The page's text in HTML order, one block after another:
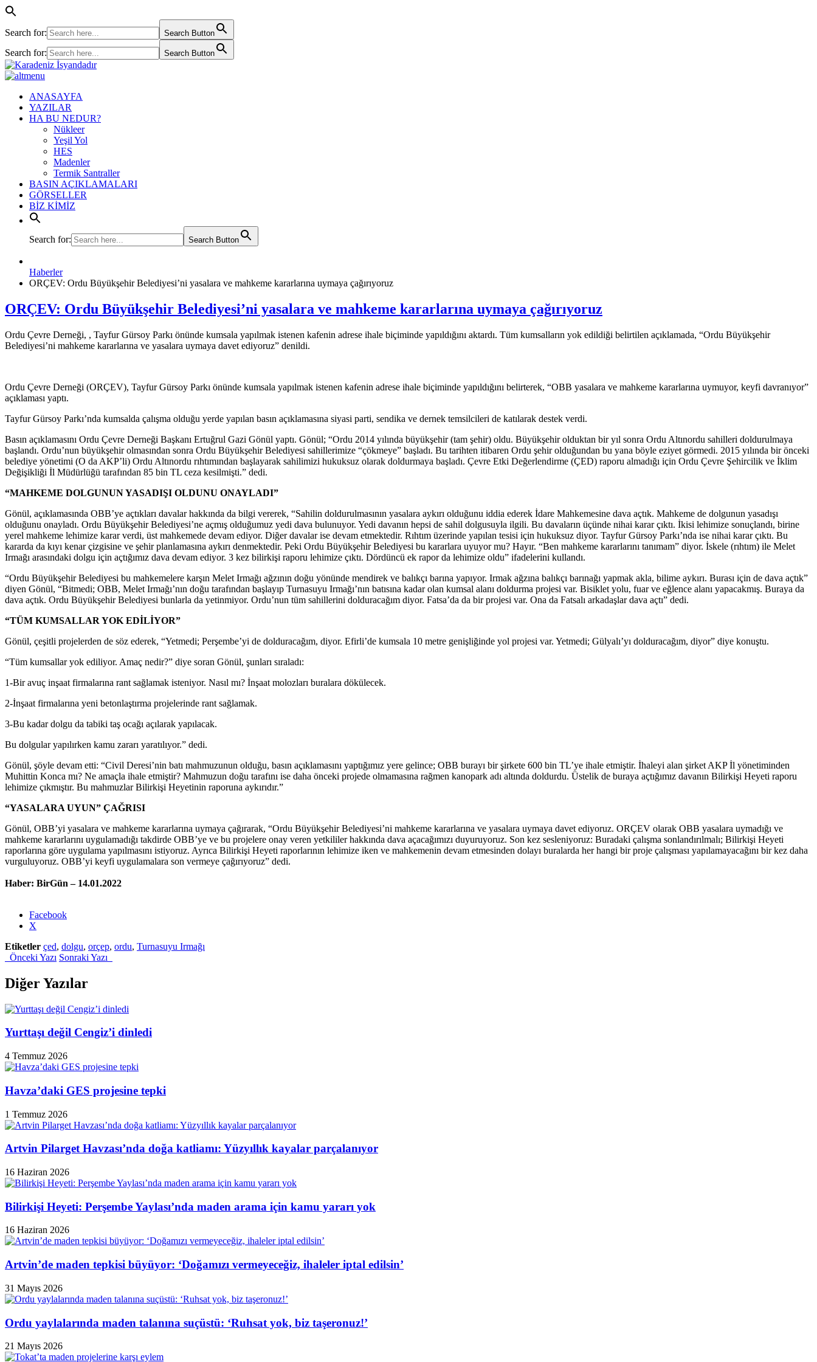
Search for: Search Button
Search for: Search Button
ANASAYFA
YAZILAR
HA BU NEDUR?
Nükleer
Yeşil Yol
HES
Madenler
Termik Santraller
BASIN AÇIKLAMALARI
GÖRSELLER
BİZ KİMİZ
Search for: Search Button
Haberler
ORÇEV: Ordu Büyükşehir Belediyesi’ni yasalara ve mahkeme kararlarına uymaya çağırıyoruz
ORÇEV: Ordu Büyükşehir Belediyesi’ni yasalara ve mahkeme kararlarına uymaya çağırıyoruz
Ordu Çevre Derneği, , Tayfur Gürsoy Parkı önünde kumsala yapılmak istenen kafenin adrese ihale biçiminde yapıldığını aktardı. Tüm kumsalların yok edildiği belirtilen açıklamada, “Ordu Büyükşehir
Belediyesi’ni mahkeme kararlarına ve yasalara uymaya davet ediyoruz” denildi.
Ordu Çevre Derneği (ORÇEV), Tayfur Gürsoy Parkı önünde kumsala yapılmak istenen kafenin adrese ihale biçiminde yapıldığını belirterek, “OBB yasalara ve mahkeme kararlarına uymuyor, keyfi davranıyor”
açıklaması yaptı.
Tayfur Gürsoy Parkı’nda kumsalda çalışma olduğu yerde yapılan basın açıklamasına siyasi parti, sendika ve dernek temsilcileri de katılarak destek verdi.
Basın açıklamasını Ordu Çevre Derneği Başkanı Ertuğrul Gazi Gönül yaptı. Gönül; “Ordu 2014 yılında büyükşehir (tam şehir) oldu. Büyükşehir olduktan bir yıl sonra Ordu Altınordu sahilleri doldurulmaya
başlandı. Ordu’nun büyükşehir olmasından sonra Ordu Büyükşehir Belediyesi sahillerimize “çökmeye” başladı. Bu tarihten itibaren Ordu şehir olduğundan bu yana böyle eziyet görmedi. 2015 yılında bir önceki
belediye yönetimi (O da AKP’li) Ordu Altınordu rıhtımından başlayarak sahilimizi hukuksuz olarak doldurmaya başladı. Çevre Etki Değerlendirme (ÇED) raporu almadığı için Ordu Çevre Şehircilik ve İklim
Değişikliği İl Müdürlüğü tarafından 85 bin TL ceza kesilmişti.” dedi.
“MAHKEME DOLGUNUN YASADIŞI OLDUNU ONAYLADI”
Gönül, açıklamasında OBB’ye açtıkları davalar hakkında da bilgi vererek, “Sahilin doldurulmasının yasalara aykırı olduğunu iddia ederek İdare Mahkemesine dava açtık. Mahkeme de dolgunun yasadışı
olduğunu onayladı. Ordu Büyükşehir Belediyesi’ne açmış olduğumuz yedi dava bulunuyor. Yedi davanın hepsi de sahil dolgusuyla ilgili. Bu davaların üçünde nihai karar çıktı. İkisi lehimize sonuçlandı, birine
yerel mahkeme lehimize karar verdi, üst mahkemede devam ediyor. Diğer davalar ise devam etmektedir. Rıhtım üzerinde yapılan tesisi için hukuksuz diyor. Tayfur Gürsoy Parkı’nda ise nihai karar çıktı. Bu
kararda da kıyı kenar çizgisine ve şehir planlamasına aykırı denmektedir. Peki Ordu Büyükşehir Belediyesi bu kararlara uyuyor mu? Hayır. “Ben mahkeme kararlarını tanımam” diyor. İskele (rıhtım) ile Melet
Irmağı arasındaki dolgu için açtığımız dava devam ediyor. 3 kez bilirkişi raporu lehimize çıktı. Dördüncü ek rapor da lehimize oldu” ifadelerini kullandı.
“Ordu Büyükşehir Belediyesi bu mahkemelere karşın Melet Irmağı ağzının doğu yönünde mendirek ve balıkçı barına yapıyor. Irmak ağzına balıkçı barınağı yapmak akla, bilime aykırı. Burası için de dava açtık”
diyen Gönül, “Bitmedi; OBB, Melet Irmağı’nın doğu tarafından başlayıp Turnasuyu Irmağı’nın batısına kadar olan kumsal alanı doldurma projesi var. Bisiklet yolu, fuar ve eğlence alanı yapacakmış. Buraya da
dava açtık. Ordu Büyükşehir Belediyesi bunlarla da yetinmiyor. Ordu’nun tüm sahillerini dolduracağım diyor. Fatsa’da da bir projesi var. Ona da Fatsalı arkadaşlar dava açtı” dedi.
“TÜM KUMSALLAR YOK EDİLİYOR”
Gönül, çeşitli projelerden de söz ederek, “Yetmedi; Perşembe’yi de dolduracağım, diyor. Efirli’de kumsala 10 metre genişliğinde yol projesi var. Yetmedi; Gülyalı’yı dolduracağım, diyor” diye konuştu.
“Tüm kumsallar yok ediliyor. Amaç nedir?” diye soran Gönül, şunları sıraladı:
1-Bir avuç inşaat firmalarına rant sağlamak isteniyor. Nasıl mı? İnşaat molozları buralara dökülecek.
2-İnşaat firmalarına yeni betonlaştırma projelerinde rant sağlamak.
3-Bu kadar dolgu da tabiki taş ocağı açılarak yapılacak.
Bu dolgular yapılırken kamu zararı yaratılıyor.” dedi.
Gönül, şöyle devam etti: “Civil Deresi’nin batı mahmuzunun olduğu, basın açıklamasını yaptığımız yere gelince; OBB burayı bir şirkete 600 bin TL’ye ihale etmiştir. İhaleyi alan şirket AKP İl yönetiminden
Muhittin Konca mı? Ne amaçla ihale etmiştir? Mahmuzun doğu tarafını ise daha önceki projede olmamasına rağmen kanopark adı altında doldurdu. Üstelik de buraya açtığımız davanın Bilirkişi Heyeti raporu
lehimize çıkmıştır. Bu mahmuzlar Bilirkişi Heyetinin raporuna aykırıdır.”
“YASALARA UYUN” ÇAĞRISI
Gönül, OBB’yi yasalara ve mahkeme kararlarına uymaya çağırarak, “Ordu Büyükşehir Belediyesi’ni mahkeme kararlarına ve yasalara uymaya davet ediyoruz. ORÇEV olarak OBB yasalara uymadığı ve
mahkeme kararlarını uygulamadığı takdirde OBB’ye ve bu projelere onay veren yetkililer hakkında dava açacağımızı duyuruyoruz. Son kez sesleniyoruz: Buradaki çalışma sonlandırılmalı; Bilirkişi Heyeti
raporlarına göre uygulama yapılmasını istiyoruz. Ayrıca Bilirkişi Heyeti raporlarının lehimize iken ve mahkemenin devam etmesinden dolayı buralarda her hangi bir proje çalışması yapılamayacağını bir kez daha
vurguluyoruz. OBB’yi keyfi uygulamalara son vermeye çağırıyoruz” dedi.
Haber: BirGün – 14.01.2022
Share
"ORÇEV:
Ordu
Belediyesi’ni
yasalara
ve
mahkeme
uymaya
Facebook
X
Etiketler çed, dolgu, orçep, ordu, Turnasuyu Irmağı
Önceki Yazı Sonraki Yazı
Diğer Yazılar
Yurttaşı değil Cengiz’i dinledi
4 Temmuz 2026
Havza’daki GES projesine tepki
1 Temmuz 2026
Artvin Pilarget Havzası’nda doğa katliamı: Yüzyıllık kayalar parçalanıyor
16 Haziran 2026
Bilirkişi Heyeti: Perşembe Yaylası’nda maden arama için kamu yararı yok
16 Haziran 2026
Artvin’de maden tepkisi büyüyor: ‘Doğamızı vermeyeceğiz, ihaleler iptal edilsin’
31 Mayıs 2026
Ordu yaylalarında maden talanına suçüstü: ‘Ruhsat yok, biz taşeronuz!’
21 Mayıs 2026